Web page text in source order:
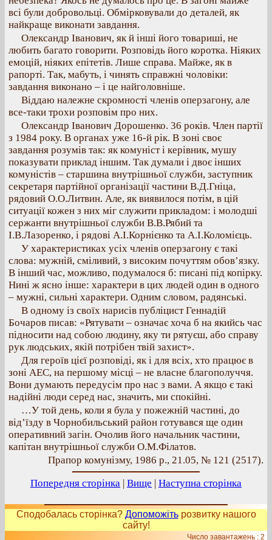
всі були добровольці. Обмірковували до деталей, як
найкраще виконати завдання.
Олександр Іванович, як й інші його товариші, не
любить багато говорити. Розповідь його коротка. Ніяких
емоцій, ніяких епітетів. Лише справа. Майже, як в
рапорті. Так, мабуть, і чинять справжні чоловіки:
завдання виконано – і це найголовніше.
Віддаю належне скромності членів оперзагону, але
все-таки трохи розповім про них.
Олександр Іванович Дорошенко. 36 років. Член партії
з 1984 року. В органах уже 16-й рік. В зоні своє
завдання розумів так: як комуніст і керівник, мушу
показувати приклад іншим. Так думали і двоє інших
комуністів – старшина внутрішньої служби, заступник
секретаря партійної організації частини В.Д.Гніца,
рядовий О.О.Литвин. Але, як виявилося потім, в цій
ситуації кожен з них міг служити прикладом: і молодші
сержанти внутрішньої служби В.В.Рябий та
І.В.Лазоренко, і рядові А.І.Корнієнко та А.І.Коломієць.
У характеристиках усіх членів оперзагону є такі
слова: мужній, сміливий, з високим почуттям обов’язку.
В інший час, можливо, подумалося б: писані під копірку.
Нині ж ясно інше: характери в цих людей один в одного
– мужні, сильні характери. Одним словом, радянські.
В одному із своїх нарисів публіцист Геннадій
Бочаров писав: «Рятувати – означає хоча б на якийсь час
підносити над собою людину, яку ти рятуєш, або справу
рук людських, якій потрібен твій захист».
Для героїв цієї розповіді, як і для всіх, хто працює в
зоні АЕС, на першому місці – не власне благополуччя.
Вони думають передусім про нас з вами. А якщо є такі
надійні люди серед нас, значить, ми спокійні.
…У той день, коли я була у пожежній частині, до
від’їзду в Чорнобильський район готувався ще один
оперативний загін. Очолив його начальник частини,
капітан внутрішньої служби О.М.Філатов.
Прапор комунізму, 1986 р., 21.05, № 121 (2517).
Попередня сторінка | Вище | Наступна сторінка
Сподобалась сторінка? Допоможітьрозвитку нашого
сайту!
Число завантажень : 2